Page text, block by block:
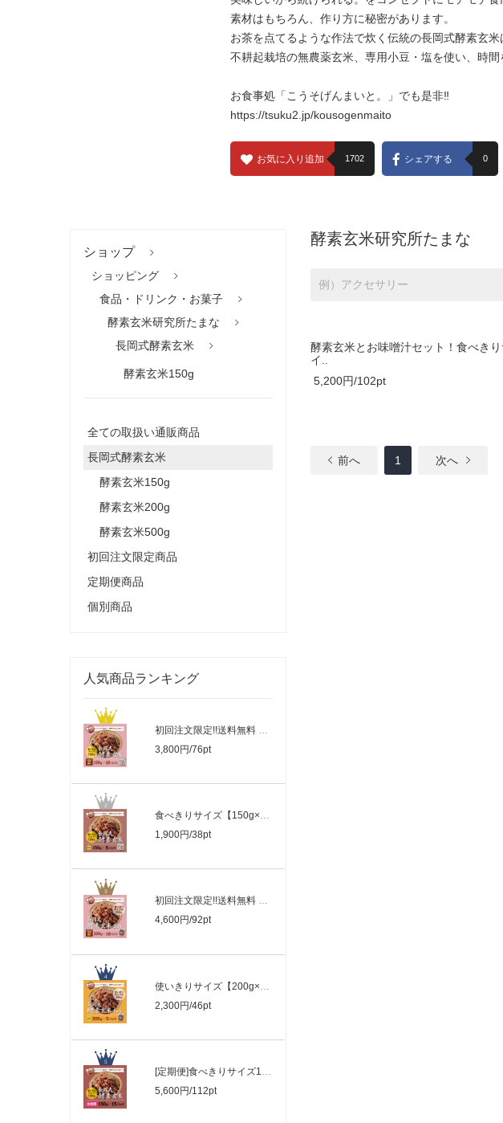
素材はもちろん、作り方に秘密があります。
お茶を点てるような作法で炊く伝統の長岡式酵素玄
不耕起栽培の無農薬玄米、専用小豆・塩を使い、時
お食事処「こうそげんまいと。」でも是非‼
https://tsuku2.jp/kousogenmaito
お気に入り追加 1702 シェアする 0
ショップ
ショッピング
食品・ドリンク・お菓子
酵素玄米研究所たまな
長岡式酵素玄米
酵素玄米150g
全ての取扱い通販商品
長岡式酵素玄米
酵素玄米150g
酵素玄米200g
酵素玄米500g
初回注文限定商品
定期便商品
個別商品
人気商品ランキング
3,800円/76pt
食べきりサイズ【150g×5パック】長岡式酵..
1,900円/38pt
初回注文限定!!送料無料 使いきりサイズ..
4,600円/92pt
2,300円/46pt
[定期便]食べきりサイズ150g ×15パック長..
5,600円/112pt
酵素玄米研究所たまな
酵素玄米とお味噌汁セット！食べき
イ..
5,200円/102pt
前へ 1 次へ